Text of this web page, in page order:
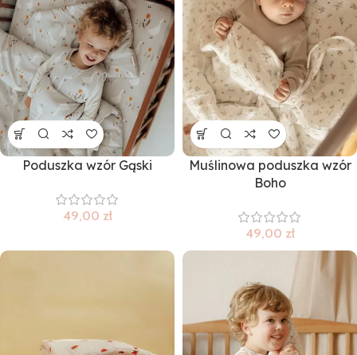
Poduszka wzór Gąski
49,00 zł
Muślinowa poduszka wzór
Boho
49,00 zł